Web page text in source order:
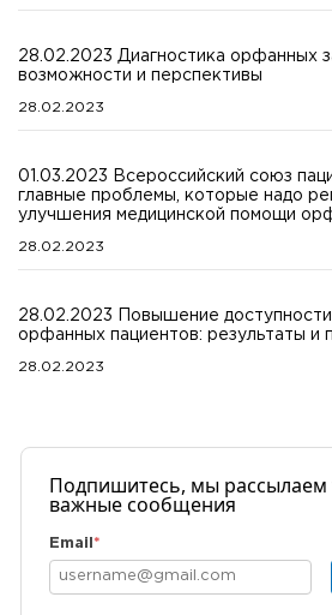
28.02.2023 Диагностика орфанных
возможности и перспективы
28.02.2023
01.03.2023 Всероссийский союз
главные проблемы, которые надо
улучшения медицинской помощи
28.02.2023
28.02.2023 Повышение доступности
орфанных пациентов: результаты и
28.02.2023
Подпишитесь, мы рассылаем
важные сообщения
Email *